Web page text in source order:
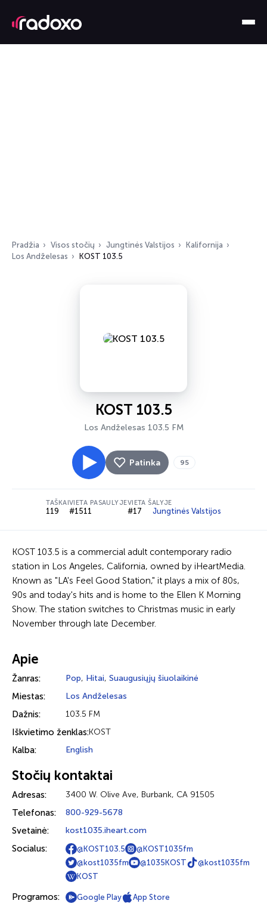
Pradžia Visos stočių Jungtinės Valstijos
Kalifornija
Los Andželesas
KOST 103.5
KOST 103.5
Los Andželesas 103.5 FM
Patinka 95
TAŠKAI
119
VIETA PASAULYJE
#1511
VIETA ŠALYJE
#17 Jungtinės Valstijos
KOST 103.5 is a commercial adult contemporary radio
station in Los Angeles, California, owned by iHeartMedia.
Known as "LA's Feel Good Station," it plays a mix of 80s,
90s and today's hits and is home to the Ellen K Morning
Show. The station switches to Christmas music in early
November through late December.
Apie
Žanras: Pop, Hitai, Suaugusiųjų šiuolaikinė
Miestas: Los Andželesas
Dažnis: 103.5 FM
Iškvietimo ženklas:KOST
Kalba: English
Stočių kontaktai
Adresas: 3400 W. Olive Ave, Burbank, CA 91505
Telefonas: 800-929-5678
Svetainė: kost1035.iheart.com
Socialus: @KOST103.5
@KOST1035fm
@kost1035fm
@1035KOST
@kost1035fm
KOST
Programos: Google Play App Store